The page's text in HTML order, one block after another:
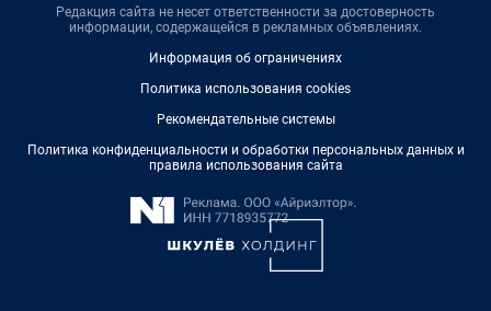
Редакция сайта не несет ответственности за достоверность
информации, содержащейся в рекламных объявлениях.
Информация об ограничениях
Политика использования cookies
Рекомендательные системы
Политика конфиденциальности и обработки персональных данных и
правила использования сайта